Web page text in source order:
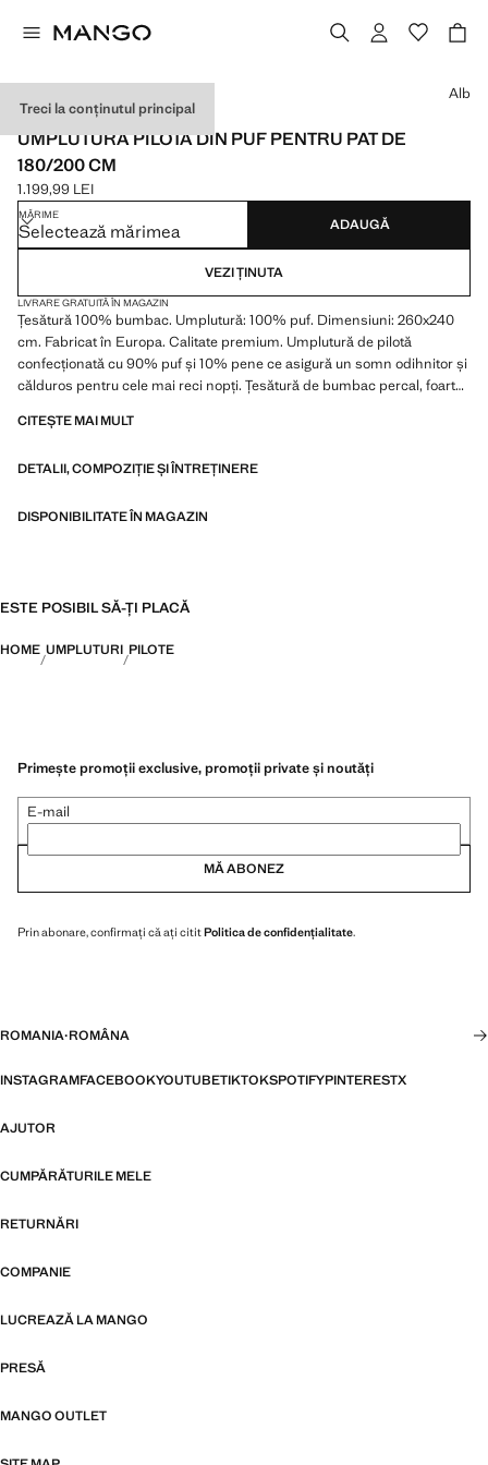
Treci la conținutul principal
PREMIUM / MADE IN EUROPE
UMPLUTURĂ PILOTĂ DIN PUF PENTRU PAT DE
180/200 CM
Preț actual [1.199,99 LEI ]
1.199,99 LEI
Selectează o culoare
Alb
MĂRIME
Selectează mărimea ADAUGĂ
VEZI ȚINUTA
LIVRARE GRATUITĂ ÎN MAGAZIN
Țesătură 100% bumbac. Umplutură: 100% puf. Dimensiuni: 260x240
cm. Fabricat în Europa. Calitate premium. Umplutură de pilotă
confecționată cu 90% puf și 10% pene ce asigură un somn odihnitor și
călduros pentru cele mai reci nopți. Țesătură de bumbac percal, foarte
calitate înaltă și certitudinea că puful și penele utilizate sunt de origine
CITEȘTE MAI MULT
DETALII, COMPOZIȚIE ȘI ÎNTREȚINERE
DISPONIBILITATE ÎN MAGAZIN
ESTE POSIBIL SĂ-ȚI PLACĂ
HOME UMPLUTURI PILOTE
Primește promoții exclusive, promoții private și noutăți
E-mail
MĂ ABONEZ
Prin abonare, confirmați că ați cititPolitica de confidențialitate.
ROMANIA·ROMÂNA
INSTAGRAMFACEBOOKYOUTUBETIKTOKSPOTIFYPINTERESTX
AJUTOR
CUMPĂRĂTURILE MELE
RETURNĂRI
COMPANIE
LUCREAZĂ LA MANGO
PRESĂ
MANGO OUTLET